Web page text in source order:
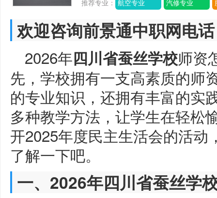
推荐专业： 航空专业 汽修专业
欢迎咨询前景通中职网电
2026年四川省蚕丝学校师资
先，学校拥有一支高素质的师
的专业知识，还拥有丰富的实
多种教学方法，让学生在轻松
开2025年度民主生活会的活
了解一下吧。
一、2026年四川省蚕丝学